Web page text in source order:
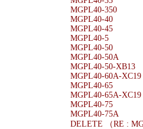
MGPL40-350
MGPL40-40
MGPL40-45
MGPL40-5
MGPL40-50
MGPL40-50A
MGPL40-50-XB13
MGPL40-60A-XC19
MGPL40-65
MGPL40-65A-XC19
MGPL40-75
MGPL40-75A
DELETE （RE :